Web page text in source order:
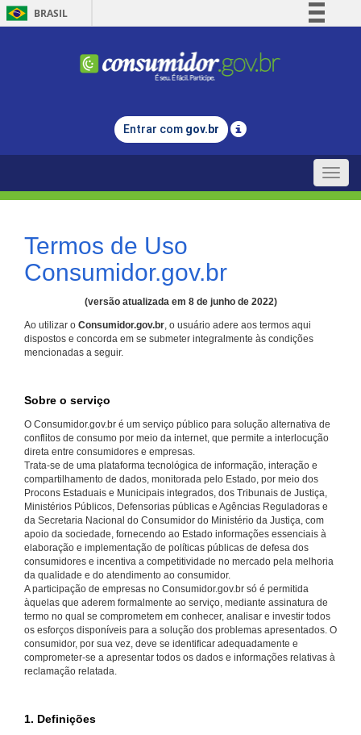
BRASIL
Comunica BR
Legislação
Entrar com gov.br
Toggle
Termos de Uso
Consumidor.gov.br
(versão atualizada em 8 de junho de 2022)
Ao utilizar o Consumidor.gov.br, o usuário adere aos termos aqui
dispostos e concorda em se submeter integralmente às condições
mencionadas a seguir.
Sobre o serviço
O Consumidor.gov.br é um serviço público para solução alternativa de
conflitos de consumo por meio da internet, que permite a interlocução
direta entre consumidores e empresas.
Trata-se de uma plataforma tecnológica de informação, interação e
compartilhamento de dados, monitorada pelo Estado, por meio dos
Procons Estaduais e Municipais integrados, dos Tribunais de Justiça,
Ministérios Públicos, Defensorias públicas e Agências Reguladoras e
da Secretaria Nacional do Consumidor do Ministério da Justiça, com
apoio da sociedade, fornecendo ao Estado informações essenciais à
elaboração e implementação de políticas públicas de defesa dos
consumidores e incentiva a competitividade no mercado pela melhoria
da qualidade e do atendimento ao consumidor.
A participação de empresas no Consumidor.gov.br só é permitida
àquelas que aderem formalmente ao serviço, mediante assinatura de
termo no qual se comprometem em conhecer, analisar e investir todos
os esforços disponíveis para a solução dos problemas apresentados. O
consumidor, por sua vez, deve se identificar adequadamente e
comprometer-se a apresentar todos os dados e informações relativas à
reclamação relatada.
1. Definições